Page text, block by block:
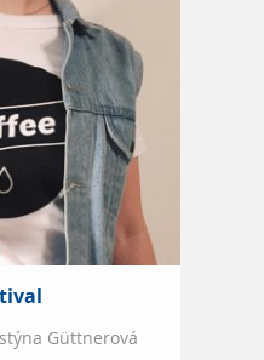
Güttnerová